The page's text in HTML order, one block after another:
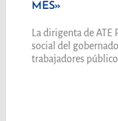
MES»
La dirigenta de
social del
trabajadores